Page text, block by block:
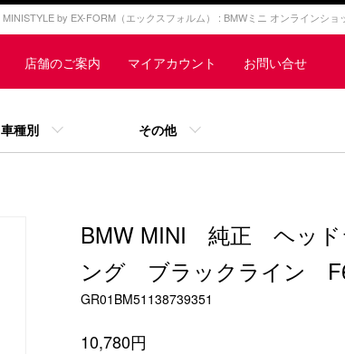
MINISTYLE by EX-FORM（エックスフォルム） : BMWミニ オンラインショ
車種別 その他
店舗のご案内 マイアカウント お問い合せ
BMW MINI 純正 ヘッド
ング ブラックライン
GR01BM51138739351
10,780円